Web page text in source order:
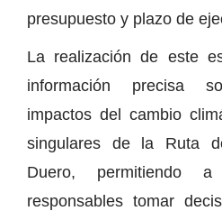
presupuesto y plazo de
La realización de este
información precisa
impactos del cambio
singulares de la Ruta
Duero, permitiendo
responsables tomar